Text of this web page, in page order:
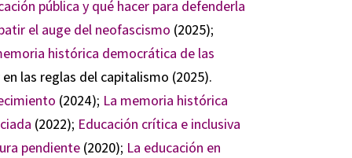
pública y qué hacer para defenderla
el auge del neofascismo (2025);
histórica democrática de las
las reglas del capitalismo (2025).
(2024); La memoria histórica
(2022); Educación crítica e inclusiva
pendiente(2020); La educación en